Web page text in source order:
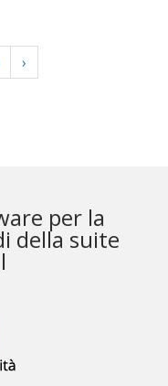
›
per la
della suite